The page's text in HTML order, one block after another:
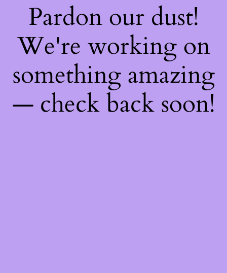
Pardon our dust!
We're working on
something amazing
— check back soon!